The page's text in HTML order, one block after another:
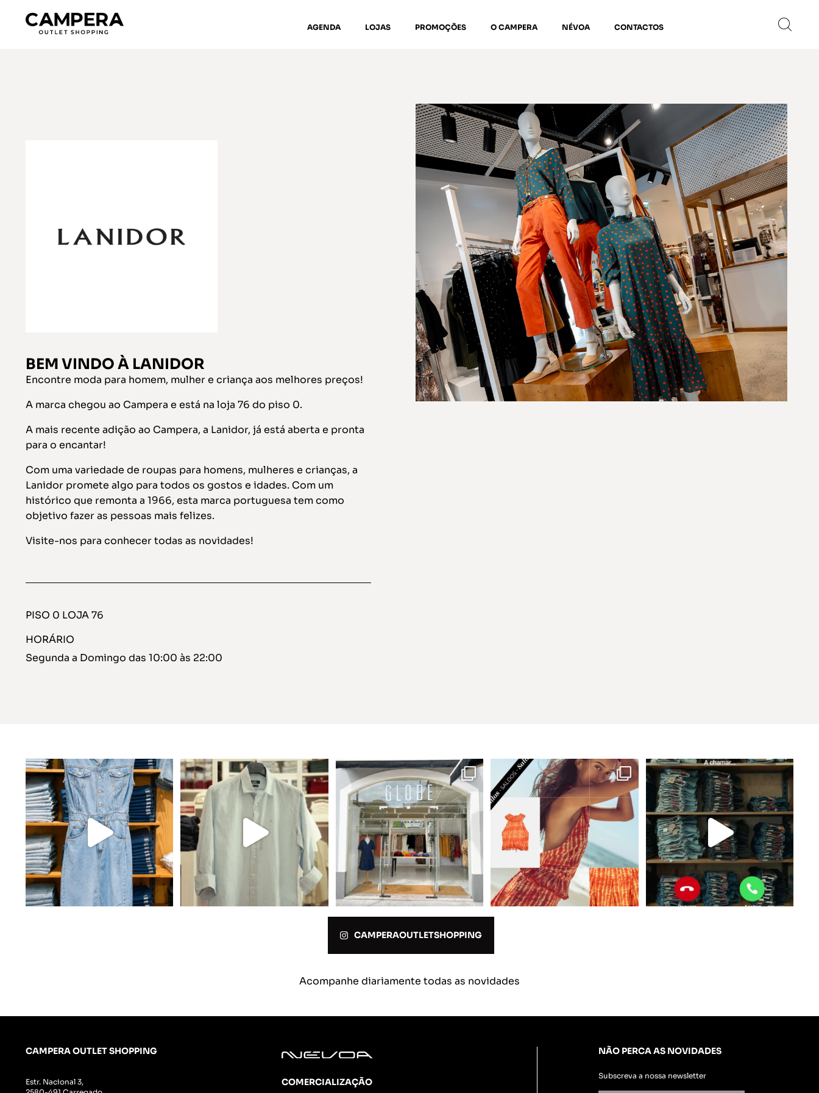
AGENDA LOJAS PROMOÇÕES O CAMPERA NÉVOA CONTACTOS
BEM VINDO À LANIDOR
Encontre moda para homem, mulher e criança aos melhores preços!
A marca chegou ao Campera e está na loja 76 do piso 0.
A mais recente adição ao Campera, a Lanidor, já está aberta e pronta
para o encantar!
Com uma variedade de roupas para homens, mulheres e crianças, a
Lanidor promete algo para todos os gostos e idades. Com um
histórico que remonta a 1966, esta marca portuguesa tem como
objetivo fazer as pessoas mais felizes.
Visite-nos para conhecer todas as novidades!
PISO 0 LOJA 76
HORÁRIO
Segunda a Domingo das 10:00 às 22:00
CAMPERAOUTLETSHOPPING
Acompanhe diariamente todas as novidades
CAMPERA OUTLET SHOPPING
Estr. Nacional 3,
COMERCIALIZAÇÃO
NÃO PERCA AS NOVIDADES
Subscreva a nossa newsletter